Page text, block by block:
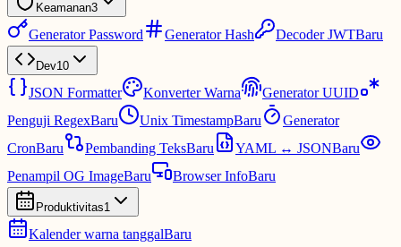
Keamanan3
Generator Password Generator Hash Decoder JWTBaru
Dev10
JSON Formatter Konverter Warna
Generator UUID
Penguji RegexBaru Unix TimestampBaru
Generator
CronBaru Pembanding TeksBaru YAML ↔ JSONBaru
Penampil OG ImageBaru Browser InfoBaru
Produktivitas1
Kalender warna tanggalBaru